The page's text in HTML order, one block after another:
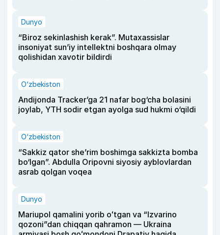
Dunyo
“Biroz sekinlashish kerak”. Mutaxassislar
insoniyat sun’iy intellektni boshqara olmay
qolishidan xavotir bildirdi
O‘zbekiston
Andijonda Tracker’ga 21 nafar bog‘cha bolasini
joylab, YTH sodir etgan ayolga sud hukmi o‘qildi
O‘zbekiston
“Sakkiz qator she’rim boshimga sakkizta bomba
bo‘lgan”. Abdulla Oripovni siyosiy ayblovlardan
asrab qolgan voqea
Dunyo
Mariupol qamalini yorib oʻtgan va “Izvarino
qozoni”dan chiqqan qahramon — Ukraina